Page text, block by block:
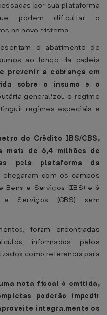
por sua plataforma
podem dificultar o
no novo sistema.
o abatimento de
ao longo da cadeia
prevenir a cobrança em
sobre o insumo e o
generalizou o regime
regimes especiais e
do Crédito IBS/CBS,
mais de 6,4 milhões de
pela plataforma da
chegaram com os campos
Bens e Serviços (IBS) e à
e Serviços (CBS) sem
foram encontradas
informados pelos
como referência para
nota fiscal é emitida,
poderão impedir
integralmente os